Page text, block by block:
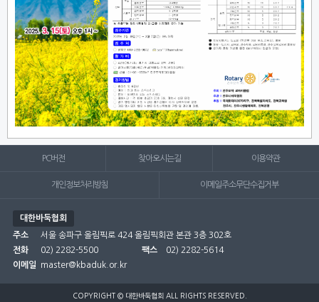
PC버전 찾아오시는길 이용약관
개인정보처리방침 이메일주소무단수집거부
대한바둑협회
주소
서울 송파구 올림픽로 424 올림픽회관 본관 3층 302호
전화
02) 2282-5500 팩스
02) 2282-5614
이메일
master@kbaduk.or.kr
COPYRIGHT © 대한바둑협회 ALL RIGHTS RESERVED.